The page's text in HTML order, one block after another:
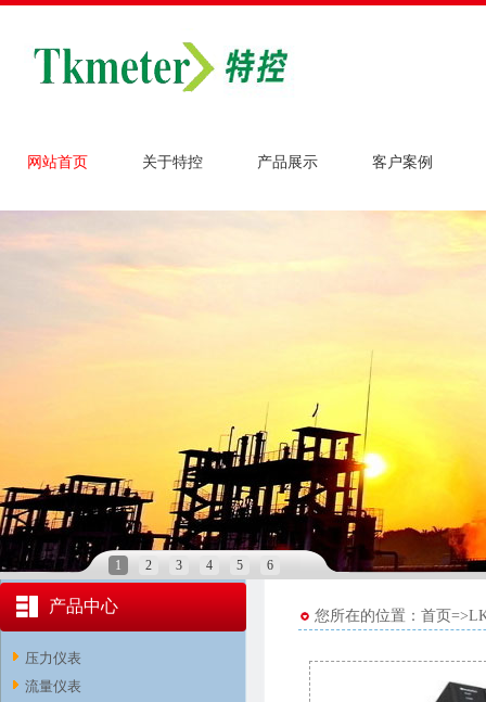
网站首页 关于特控 产品展示 客户案例
1 2 3 4 5 6
产品中心
压力仪表
流量仪表
您所在的位置：首页